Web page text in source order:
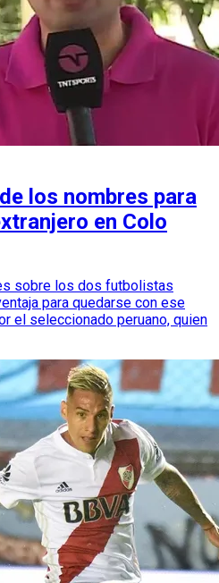
los nombres para
en Colo
sobre los dos futbolistas
para quedarse con ese
el seleccionado peruano, quien